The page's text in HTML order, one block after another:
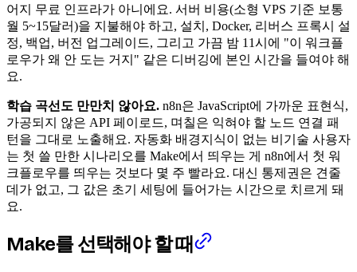
어지 무료 인프라가 아니에요. 서버 비용(소형 VPS 기준 보통
월 5~15달러)을 지불해야 하고, 설치, Docker, 리버스 프록시 설
정, 백업, 버전 업그레이드, 그리고 가끔 밤 11시에 "이 워크플
로우가 왜 안 도는 거지" 같은 디버깅에 본인 시간을 들여야 해
요.
학습 곡선도 만만치 않아요. n8n은 JavaScript에 가까운 표현식,
가공되지 않은 API 페이로드, 며칠은 익혀야 할 노드 연결 패
턴을 그대로 노출해요. 자동화 배경지식이 없는 비기술 사용자
는 첫 쓸 만한 시나리오를 Make에서 띄우는 게 n8n에서 첫 워
크플로우를 띄우는 것보다 몇 주 빨라요. 대신 통제권은 견줄
데가 없고, 그 값은 초기 세팅에 들어가는 시간으로 치르게 돼
요.
Make를 선택해야 할 때